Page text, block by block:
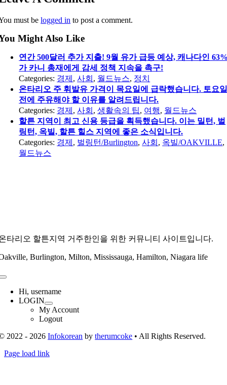
must belogged in to post a comment.
Might Also Like
연간 500달러 추가 지출! 9월 유가 급등 예상, 캐나다인
가 카니 총재에게 감세 정책 지속을 촉구!
Categories: 경제 ,사회 , 월드뉴스, 정치
온타리오 주 휘발유 가격이 목요일에 급락했습니다. 토요
전에 주유해야 할 이유를 알려드립니다.
Categories: 경제 ,사회 ,생활속의 팁, 여행, 월드뉴스
할튼 지역이 최고 신용 등급을 획득했습니다. 이는 밀턴, 벌
링턴, 옥빌, 할튼 힐스 지역에 좋은 소식입니다.
Categories: 경제 , 벌링턴/Burlington,사회 , 옥빌/OAKVILLE,
월드뉴스
타리오 할튼지역 거주한인을 위한 커뮤니티 사이트입니다.
Burlington, Milton, Mississauga, Hamilton, Niagara life
Toggle
NavigationHi, username
LOGIN
My Account
Logout
2022 - 2026Infokorean bytherumcoke • All Rights Reserved.
Toggle
Page load link